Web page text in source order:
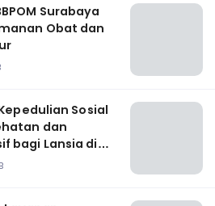
Surabaya
Obat dan
Sosial
dan
bagi Lansia di